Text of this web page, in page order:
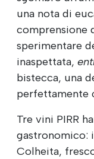
una nota di
comprensione
sperimentare
inaspettata,
bistecca, una
perfettamente
Tre vini PIRR
gastronomico:
Colheita,